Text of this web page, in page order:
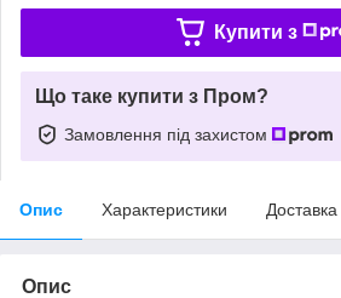
Купити з
Що таке купити з Пром?
Замовлення під захистом
Опис Характеристики Доставка
Опис